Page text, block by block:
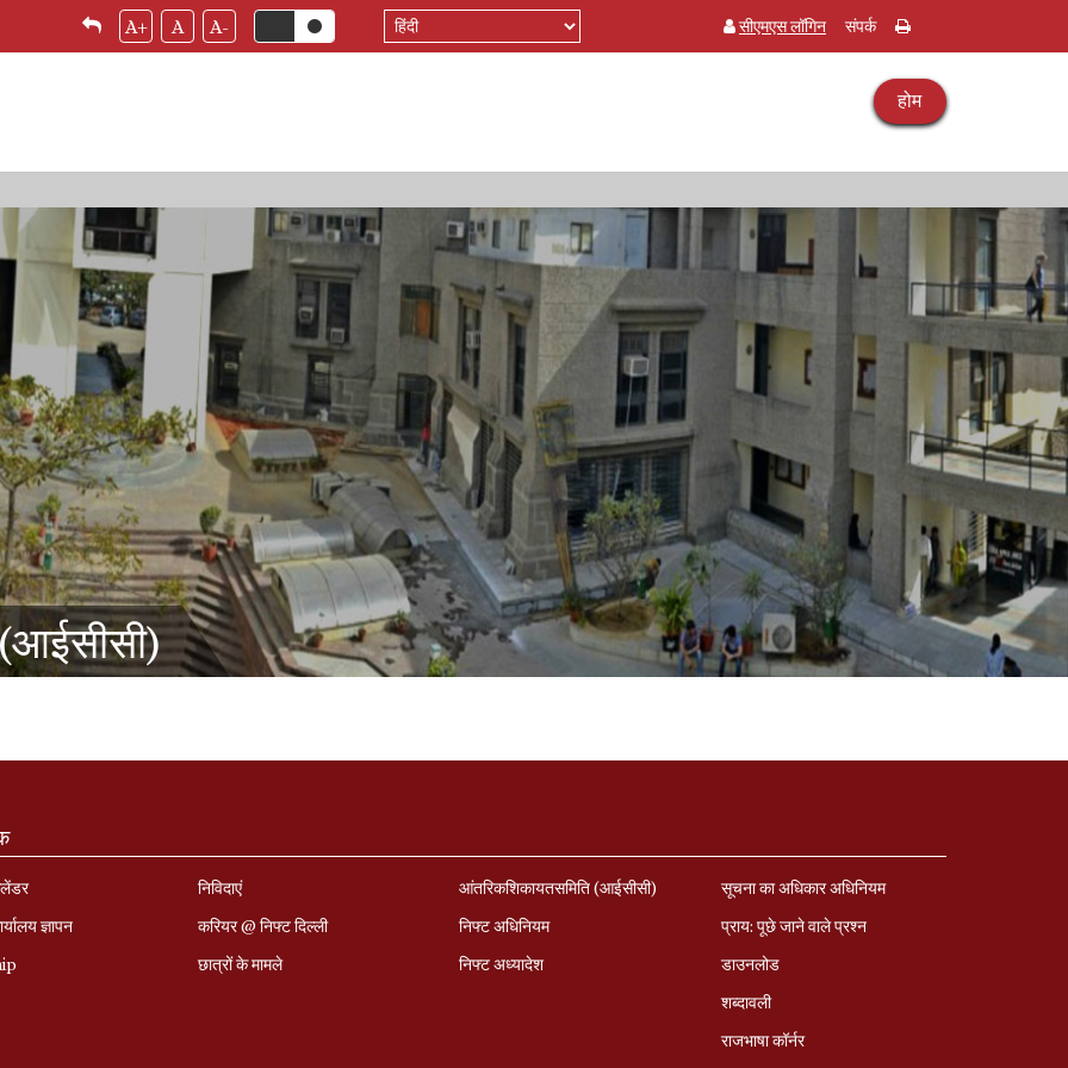
A+ A A-
Select
your
सीएमएस लॉगिन संपर्क
होम
ज्ञापन
निविदाएं
करियर @ निफ्ट दिल्ली
छात्रों के मामले
आंतरिकशिकायतसमिति (आईसीसी)
निफ्ट अधिनियम
निफ्ट अध्‍यादेश
सूचना का अधिकार अधिनियम
प्राय: पूछे जाने वाले प्रश्‍न
डाउनलोड
शब्दावली
राजभाषा कॉर्नर